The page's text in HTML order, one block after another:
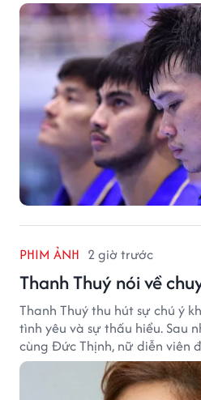
đậm Nga 1-7.
PHIM ẢNH 2 giờ trước
Thanh Thuý nói về
Thanh Thuý thu hút sự chú ý
tình yêu và sự thấu hiểu. Sau
cùng Đức Thịnh, nữ diễn viên
nhiều khán giả quan tâm.